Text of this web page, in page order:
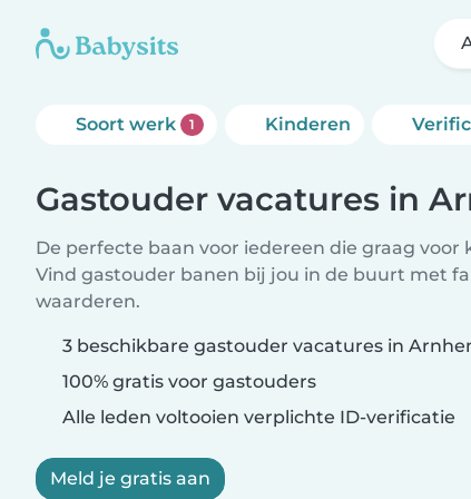
Soort werk 1 Kinderen
Gastouder vacatures in
De perfecte baan voor iedereen die graag voor
Vind gastouder banen bij jou in de buurt met
waarderen.
3 beschikbare gastouder vacatures in
100% gratis voor gastouders
Alle leden voltooien verplichte ID-verificatie
Meld je gratis aan